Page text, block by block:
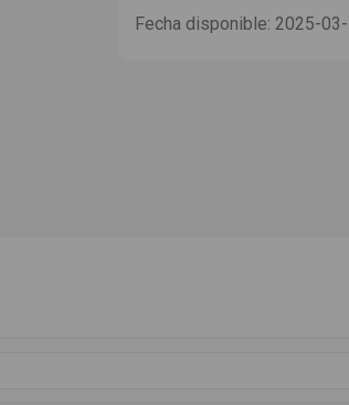
Fecha disponible: 2025-